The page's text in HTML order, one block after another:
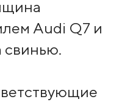
Audi Q7 и
свинью.